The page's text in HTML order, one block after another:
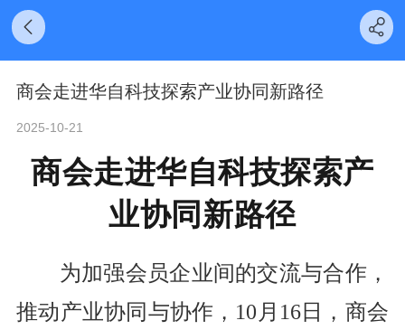
商会走进华自科技探索产业协同新路径
2025-10-21
商会走进华自科技探索产
业协同新路径
为加强会员企业间的交流与合作，
推动产业协同与协作 ， 10月16日
，商会